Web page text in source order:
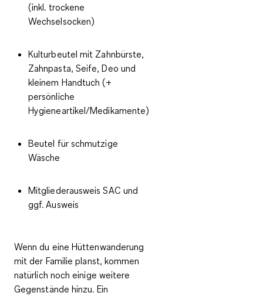
(inkl. trockene
Wechselsocken)
Kulturbeutel mit Zahnbürste,
Zahnpasta, Seife, Deo und
kleinem Handtuch (+
persönliche
Hygieneartikel/Medikamente)
Beutel für schmutzige
Wäsche
Mitgliederausweis SAC und
ggf. Ausweis
Wenn du eine Hüttenwanderung
mit der Familie planst, kommen
natürlich noch einige weitere
Gegenstände hinzu. Ein